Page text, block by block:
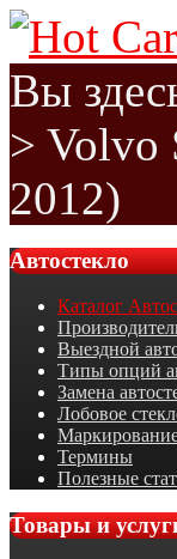
Вы
> Volvo
2012)
Автостекло
Каталог
Выездной
Типы опций
Замена
Лобовое
Термины
Полезные
Товарыи